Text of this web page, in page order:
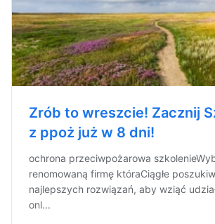
Zrób to wreszcie! Zacznij
z ppoż już w 8 dni!
ochrona przeciwpożarowa
renomowaną firmę któraCiągłe
najlepszych rozwiązań, aby wziąć
onl...